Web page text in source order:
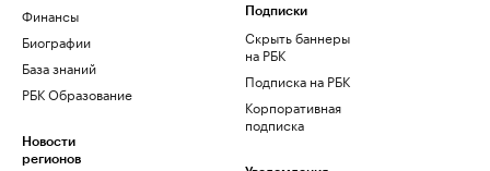
Финансы
Биографии
База знаний
РБК Образование
Новости
регионов
Подписки
Скрыть баннеры
на РБК
Подписка на РБК
Корпоративная
подписка